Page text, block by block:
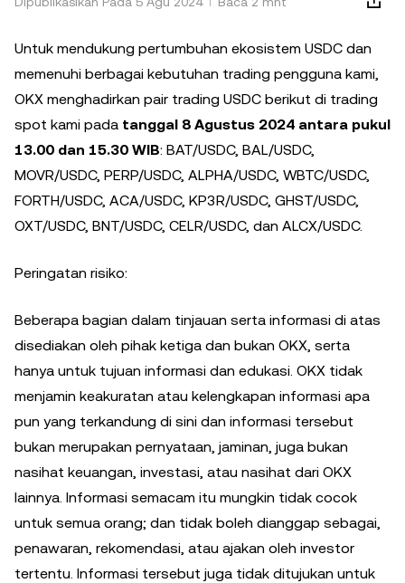
Untuk mendukung pertumbuhan ekosistem USDC dan
memenuhi berbagai kebutuhan trading pengguna kami,
OKX menghadirkan pair trading USDC berikut di trading
spot kami pada tanggal 8 Agustus 2024 antara pukul
13.00 dan 15.30 WIB: BAT/USDC, BAL/USDC,
MOVR/USDC, PERP/USDC, ALPHA/USDC, WBTC/USDC,
FORTH/USDC, ACA/USDC, KP3R/USDC, GHST/USDC,
OXT/USDC, BNT/USDC, CELR/USDC, dan ALCX/USDC.
Peringatan risiko:
Beberapa bagian dalam tinjauan serta informasi di atas
disediakan oleh pihak ketiga dan bukan OKX, serta
hanya untuk tujuan informasi dan edukasi. OKX tidak
menjamin keakuratan atau kelengkapan informasi apa
pun yang terkandung di sini dan informasi tersebut
bukan merupakan pernyataan, jaminan, juga bukan
nasihat keuangan, investasi, atau nasihat dari OKX
lainnya. Informasi semacam itu mungkin tidak cocok
untuk semua orang; dan tidak boleh dianggap sebagai,
penawaran, rekomendasi, atau ajakan oleh investor
tertentu. Informasi tersebut juga tidak ditujukan untuk